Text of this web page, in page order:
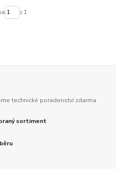
z 1
technické poradenství zdarma
sortiment